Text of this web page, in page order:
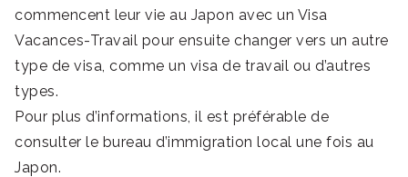
commencent leur vie au Japon avec un Visa
Vacances-Travail pour ensuite changer vers un autre
type de visa, comme un visa de travail ou d’autres
types.
Pour plus d’informations, il est préférable de
consulter le bureau d’immigration local une fois au
Japon.